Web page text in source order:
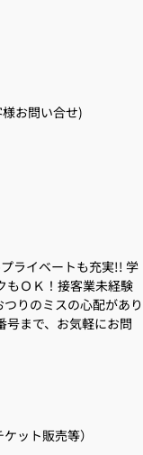
お問い合せ)
ライベートも充実!! 学
もＯＫ！接客業未経験
りのミスの心配があり
号まで、お気軽にお問
ット販売等）